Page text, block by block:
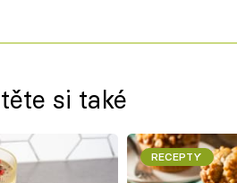
si také
RECEPTY